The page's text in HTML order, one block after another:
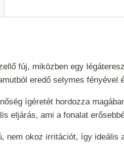
fúj, miközben egy
eredő selymes fényével
ígéretét hordozza
eljárás, ami a fonalat
nem okoz irritációt, így